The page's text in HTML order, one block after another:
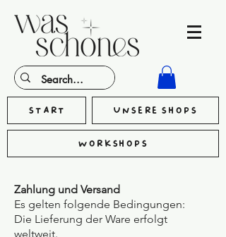
Start Unsere Shops
Workshops
Zahlung und Versand
Es gelten folgende Bedingungen:
Die Lieferung der Ware erfolgt
weltweit.